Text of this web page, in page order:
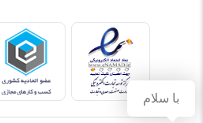
بوده و هست و تمام تلاش ما خدماتی کامل
عزیز میباشد حال با توجه به در خواست
سایتی اماده کنیم که تمام مشتریان
IT خود را خریداری کنند.
با سلام